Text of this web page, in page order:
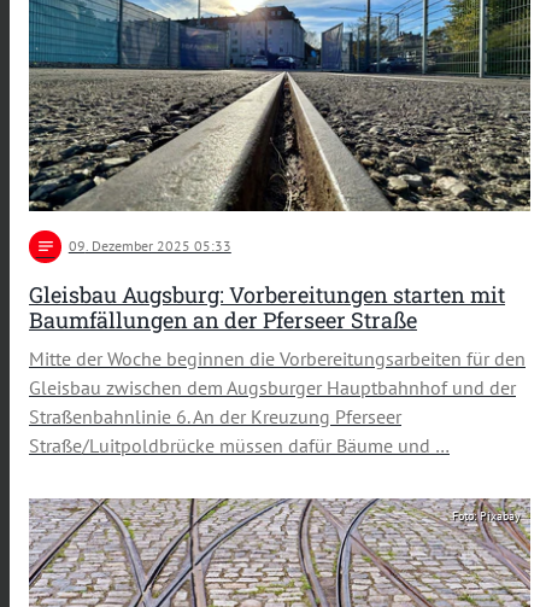
notes 09. Dezember 2025 05:33
Gleisbau Augsburg: Vorbereitungen starten mit
Baumfällungen an der Pferseer Straße
Mitte der Woche beginnen die Vorbereitungsarbeiten für den
Gleisbau zwischen dem Augsburger Hauptbahnhof und der
Straßenbahnlinie 6. An der Kreuzung Pferseer
Straße/Luitpoldbrücke müssen dafür Bäume und …
Foto: Pixabay